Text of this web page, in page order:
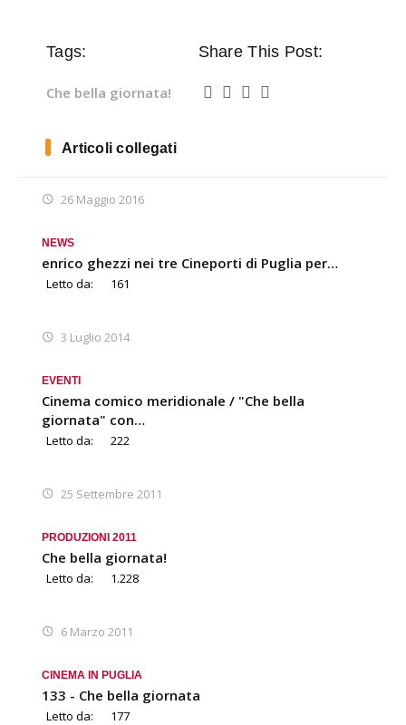
Tags:
Che bella giornata!
Share This Post:
Articoli collegati
26 Maggio 2016
NEWS
enrico ghezzi nei tre Cineporti di Puglia per…
Letto da: 161
3 Luglio 2014
EVENTI
Cinema comico meridionale / "Che bella
giornata" con…
Letto da: 222
25 Settembre 2011
PRODUZIONI 2011
Che bella giornata!
Letto da: 1.228
6 Marzo 2011
CINEMA IN PUGLIA
133 - Che bella giornata
Letto da: 177